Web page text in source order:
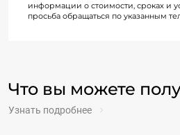
информации о стоимости, сроках и
просьба обращаться по указанным
Что вы можете
Узнать подробнее